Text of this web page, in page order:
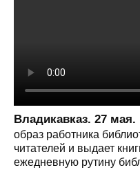
Владикавказ. 27
образ работника
читателей и выдает
ежедневную рутину